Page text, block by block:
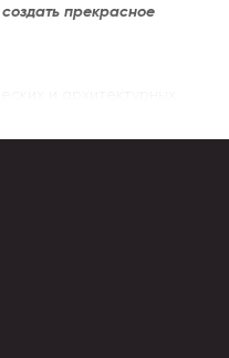
прекрасное
в любом интерьере.
можно поставить
но и на даче. Они
для отсчета
занятий